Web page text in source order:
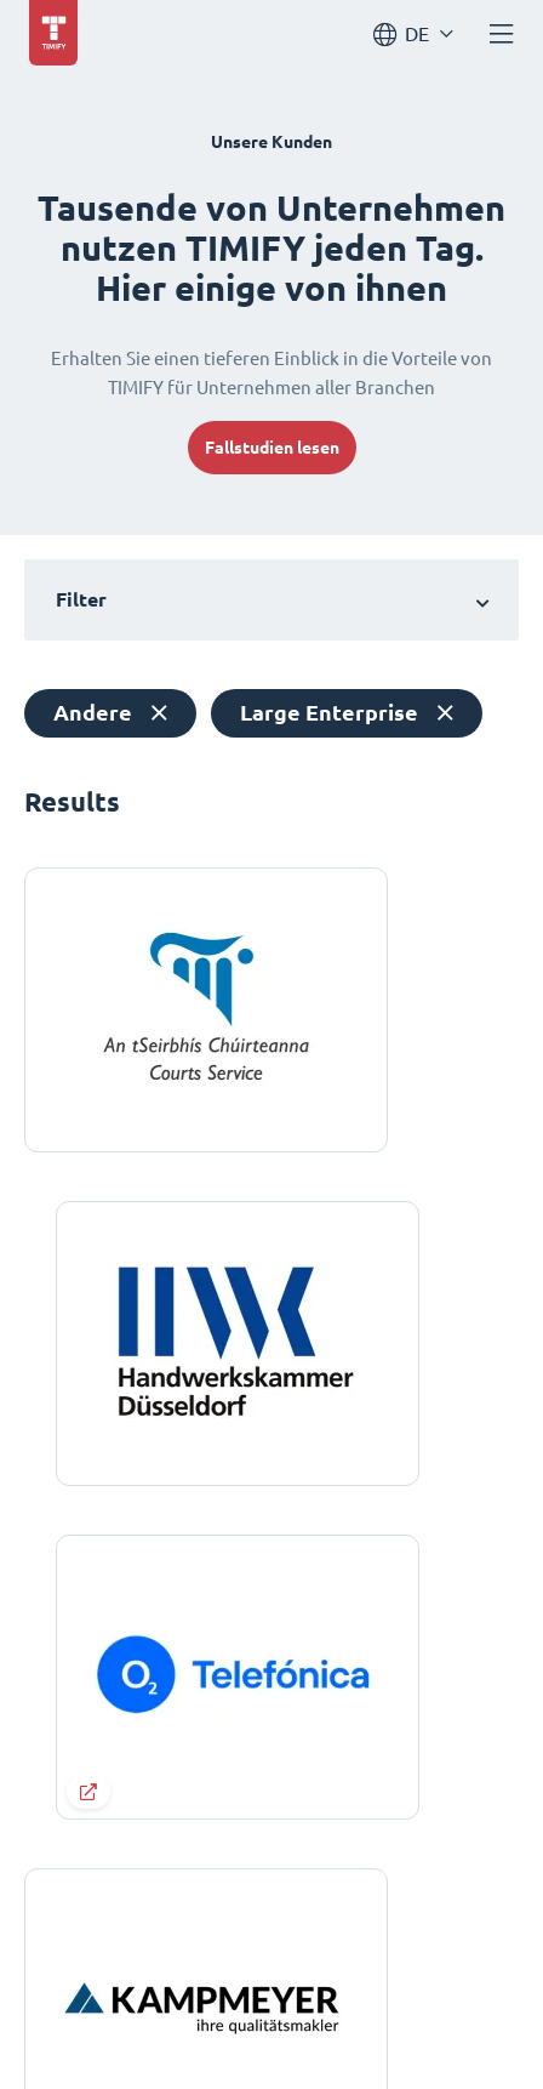
DE
Unsere Kunden
Tausende von Unternehmen
nutzen TIMIFY jeden Tag.
Hier einige von ihnen
Erhalten Sie einen tieferen Einblick in die Vorteile von
TIMIFY für Unternehmen aller Branchen
Fallstudien lesen
Filter
Andere Large Enterprise
Results